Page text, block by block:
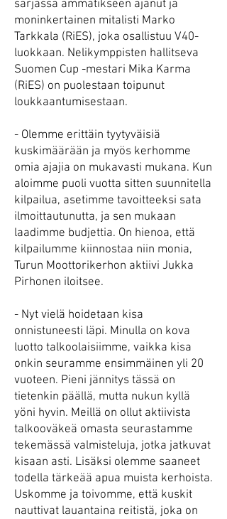
sarjassa ammatikseen ajanut ja
moninkertainen mitalisti Marko
Tarkkala (RiES), joka osallistuu V40-
luokkaan. Nelikymppisten hallitseva
Suomen Cup -mestari Mika Karma
(RiES) on puolestaan toipunut
loukkaantumisestaan.
- Olemme erittäin tyytyväisiä
kuskimäärään ja myös kerhomme
omia ajajia on mukavasti mukana. Kun
aloimme puoli vuotta sitten suunnitella
kilpailua, asetimme tavoitteeksi sata
ilmoittautunutta, ja sen mukaan
laadimme budjettia. On hienoa, että
kilpailumme kiinnostaa niin monia,
Turun Moottorikerhon aktiivi Jukka
Pirhonen iloitsee.
- Nyt vielä hoidetaan kisa
onnistuneesti läpi. Minulla on kova
luotto talkoolaisiimme, vaikka kisa
onkin seuramme ensimmäinen yli 20
vuoteen. Pieni jännitys tässä on
tietenkin päällä, mutta nukun kyllä
yöni hyvin. Meillä on ollut aktiivista
talkooväkeä omasta seurastamme
tekemässä valmisteluja, jotka jatkuvat
kisaan asti. Lisäksi olemme saaneet
todella tärkeää apua muista kerhoista.
Uskomme ja toivomme, että kuskit
nauttivat lauantaina reitistä, joka on